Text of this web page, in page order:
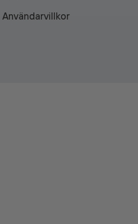
Användarvillkor